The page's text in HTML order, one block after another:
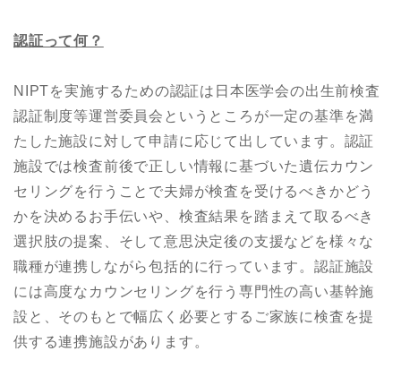
認証って何？
NIPTを実施するための認証は日本医学会の出生前検査
認証制度等運営委員会というところが一定の基準を満
たした施設に対して申請に応じて出しています。認証
施設では検査前後で正しい情報に基づいた遺伝カウン
セリングを行うことで夫婦が検査を受けるべきかどう
かを決めるお手伝いや、検査結果を踏まえて取るべき
選択肢の提案、そして意思決定後の支援などを様々な
職種が連携しながら包括的に行っています。認証施設
には高度なカウンセリングを行う専門性の高い基幹施
設と、そのもとで幅広く必要とするご家族に検査を提
供する連携施設があります。